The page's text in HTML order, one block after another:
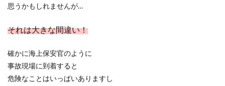
思うかもしれませんが…
それは大きな間違い！
確かに海上保安官のように
事故現場に到着すると
危険なことはいっぱいありますし